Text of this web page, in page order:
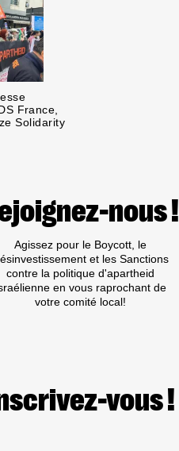
France,
Solidarity
nous !
Agissez pour le Boycott, le
et les Sanctions
contre la politique d'apartheid
en vous raprochant de
votre comité local!
vous !